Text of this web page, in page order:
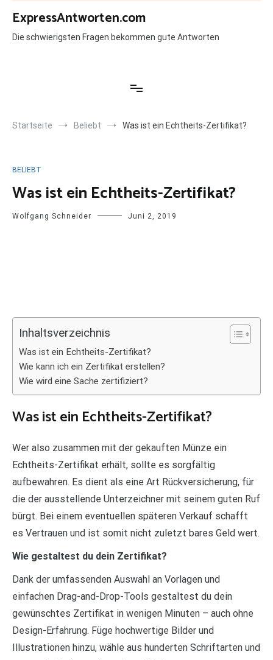
Zum
Inhalt
springen
ExpressAntworten.com
Die schwierigsten Fragen bekommen gute Antworten
Startseite Beliebt Was ist ein Echtheits-Zertifikat?
BELIEBT
Was ist ein Echtheits-Zertifikat?
Wolfgang Schneider Juni 2, 2019
Inhaltsverzeichnis
Was ist ein Echtheits-Zertifikat?
Wie kann ich ein Zertifikat erstellen?
Wie wird eine Sache zertifiziert?
Was ist ein Echtheits-Zertifikat?
Wer also zusammen mit der gekauften Münze ein
Echtheits-Zertifikat erhält, sollte es sorgfältig
aufbewahren. Es dient als eine Art Rückversicherung, für
die der ausstellende Unterzeichner mit seinem guten Ruf
bürgt. Bei einem eventuellen späteren Verkauf schafft
es Vertrauen und ist somit nicht zuletzt bares Geld wert.
Wie gestaltest du dein Zertifikat?
Dank der umfassenden Auswahl an Vorlagen und
einfachen Drag-and-Drop-Tools gestaltest du dein
gewünschtes Zertifikat in wenigen Minuten – auch ohne
Design-Erfahrung. Füge hochwertige Bilder und
Illustrationen hinzu, wähle aus hunderten Schriftarten und